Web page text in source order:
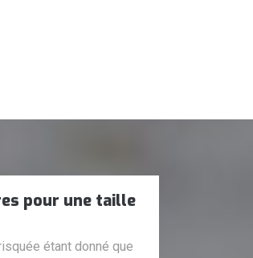
pour une taille
étant donné que